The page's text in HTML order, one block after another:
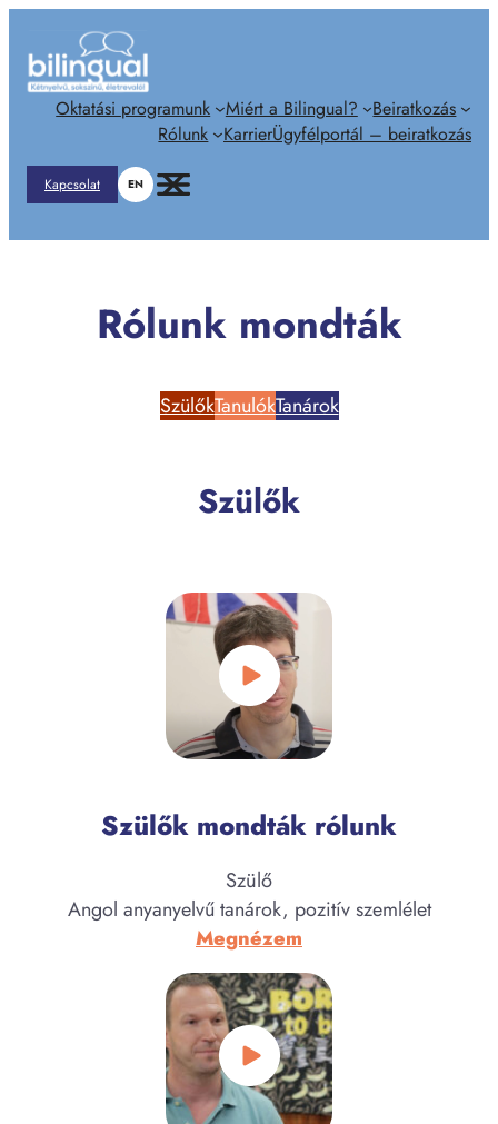
tartalomhoz
Oktatási programunk Miért a Bilingual?
Beiratkozás
Rólunk
KarrierÜgyfélportál – beiratkozás
Kapcsolat EN
Rólunk mondták
SzülőkTanulókTanárok
Szülők
Szülők mondták rólunk
Szülő
Angol anyanyelvű tanárok, pozitív szemlélet
Megnézem
Brauch
Gábor